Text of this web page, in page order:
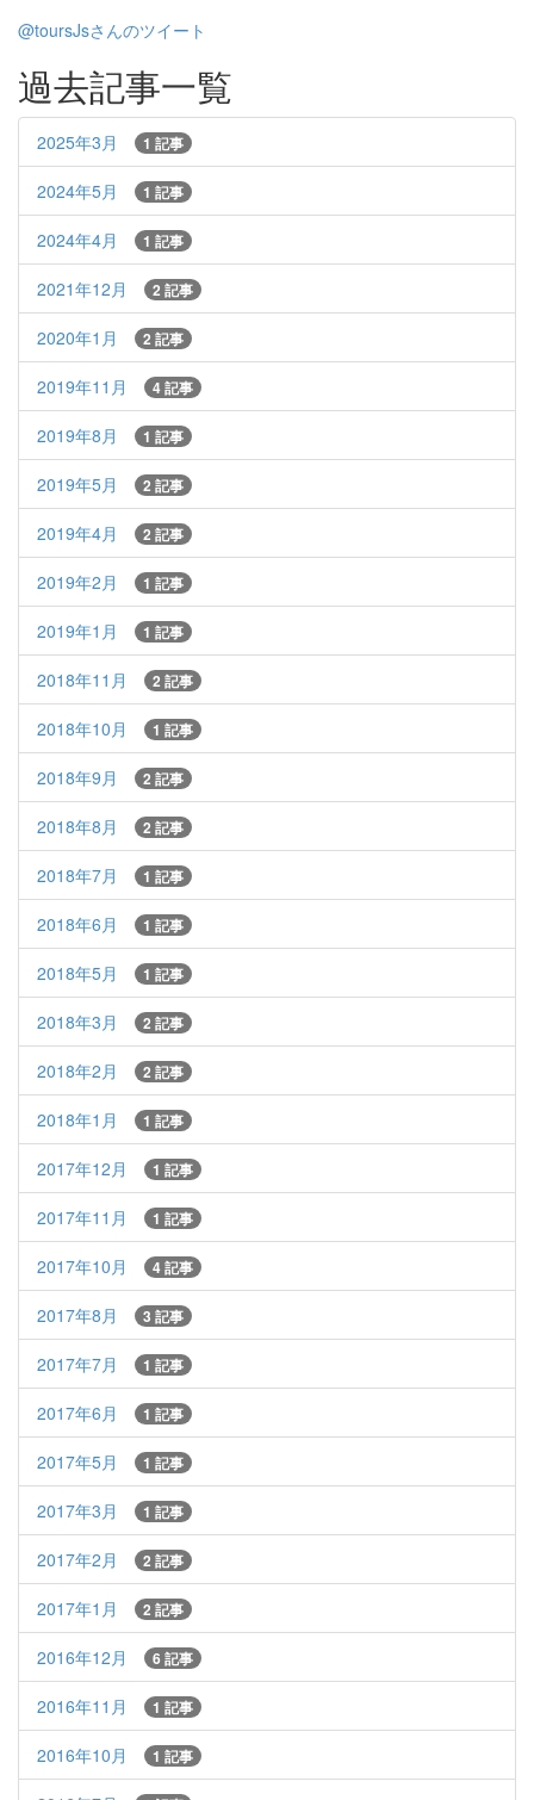
@toursJsさんのツイート
過去記事一覧
2025年3月 1 記事
2024年5月 1 記事
2024年4月 1 記事
2021年12月 2 記事
2020年1月 2 記事
2019年11月 4 記事
2019年8月 1 記事
2019年5月 2 記事
2019年4月 2 記事
2019年2月 1 記事
2019年1月 1 記事
2018年11月 2 記事
2018年10月 1 記事
2018年9月 2 記事
2018年8月 2 記事
2018年7月 1 記事
2018年6月 1 記事
2018年5月 1 記事
2018年3月 2 記事
2018年2月 2 記事
2018年1月 1 記事
2017年12月 1 記事
2017年11月 1 記事
2017年10月 4 記事
2017年8月 3 記事
2017年7月 1 記事
2017年6月 1 記事
2017年5月 1 記事
2017年3月 1 記事
2017年2月 2 記事
2017年1月 2 記事
2016年12月 6 記事
2016年11月 1 記事
2016年10月 1 記事